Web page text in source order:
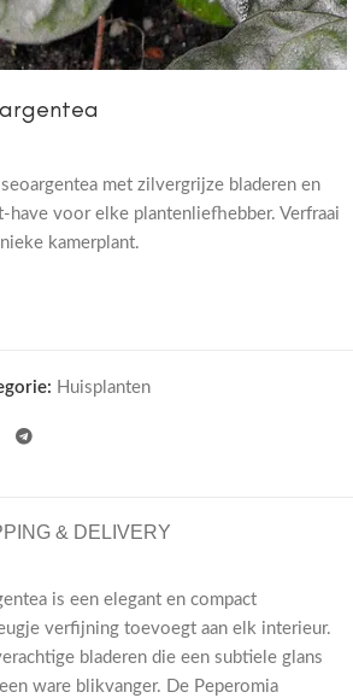
met zilvergrijze bladeren en
have voor elke plantenliefhebber. Verfraai
kamerplant.
Huisplanten
& DELIVERY
is een elegant en compact
verfijning toevoegt aan elk interieur.
bladeren die een subtiele glans
ware blikvanger. De Peperomia